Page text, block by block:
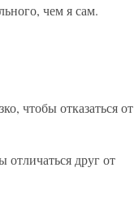
чем я сам.
чтобы отказаться от
друг от